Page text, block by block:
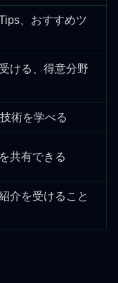
、おすすめツ
ける、得意分野
術を学べる
共有できる
介を受けること